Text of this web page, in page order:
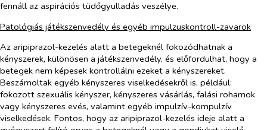
fennáll az aspirációs tüdőgyulladás veszélye.
Patológiás játékszenvedély és egyéb impulzuskontroll-zavarok
Az aripiprazol-kezelés alatt a betegeknél fokozódhatnak a
kényszerek, különösen a játékszenvedély, és előfordulhat, hogy a
betegek nem képesek kontrollálni ezeket a kényszereket.
Beszámoltak egyéb kényszeres viselkedésekről is, például:
fokozott szexuális kényszer, kényszeres vásárlás, falási rohamok
vagy kényszeres evés, valamint egyéb impulzív-kompulzív
viselkedések. Fontos, hogy az aripiprazol-kezelés ideje alatt a